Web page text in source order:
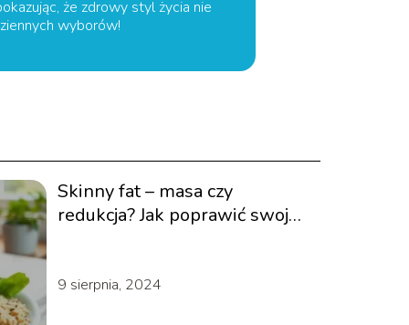
że zdrowy styl życia nie
wyborów!
Skinny fat – masa czy
redukcja? Jak poprawić swoją
9 sierpnia, 2024